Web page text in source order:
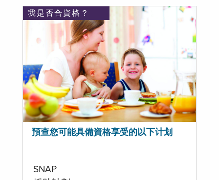
我是否合資格？
預查您可能具備資格享受的以下计划
SNAP